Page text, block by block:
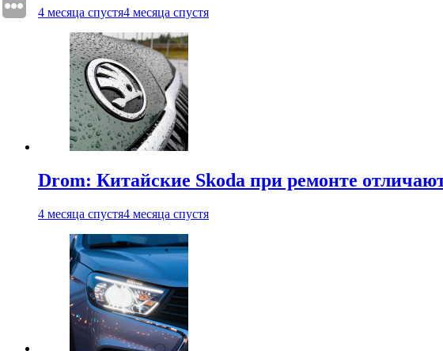
4 месяца спустя4 месяца спустя
Drom: Китайские Skoda при ремонте
4 месяца спустя4 месяца спустя